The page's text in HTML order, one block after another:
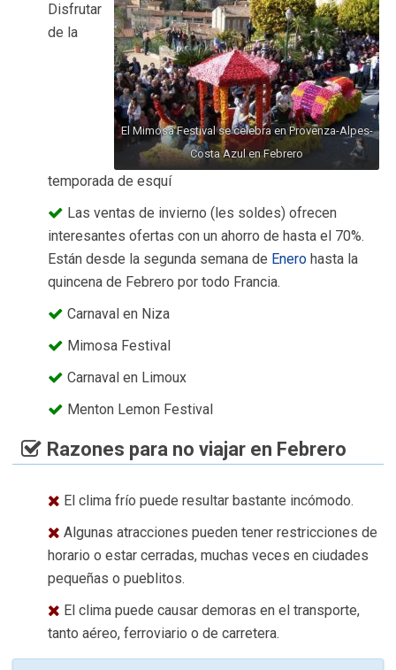
El Mimosa Festival se celebra en Provenza-Alpes-
Costa Azul en Febrero
Disfrutar
de la
temporada de esquí
Las ventas de invierno (les soldes) ofrecen
interesantes ofertas con un ahorro de hasta el 70%.
Están desde la segunda semana de Enero hasta la
quincena de Febrero por todo Francia.
Carnaval en Niza
Mimosa Festival
Carnaval en Limoux
Menton Lemon Festival
Razones para no viajar en Febrero
El clima frío puede resultar bastante incómodo.
Algunas atracciones pueden tener restricciones de
horario o estar cerradas, muchas veces en ciudades
pequeñas o pueblitos.
El clima puede causar demoras en el transporte,
tanto aéreo, ferroviario o de carretera.